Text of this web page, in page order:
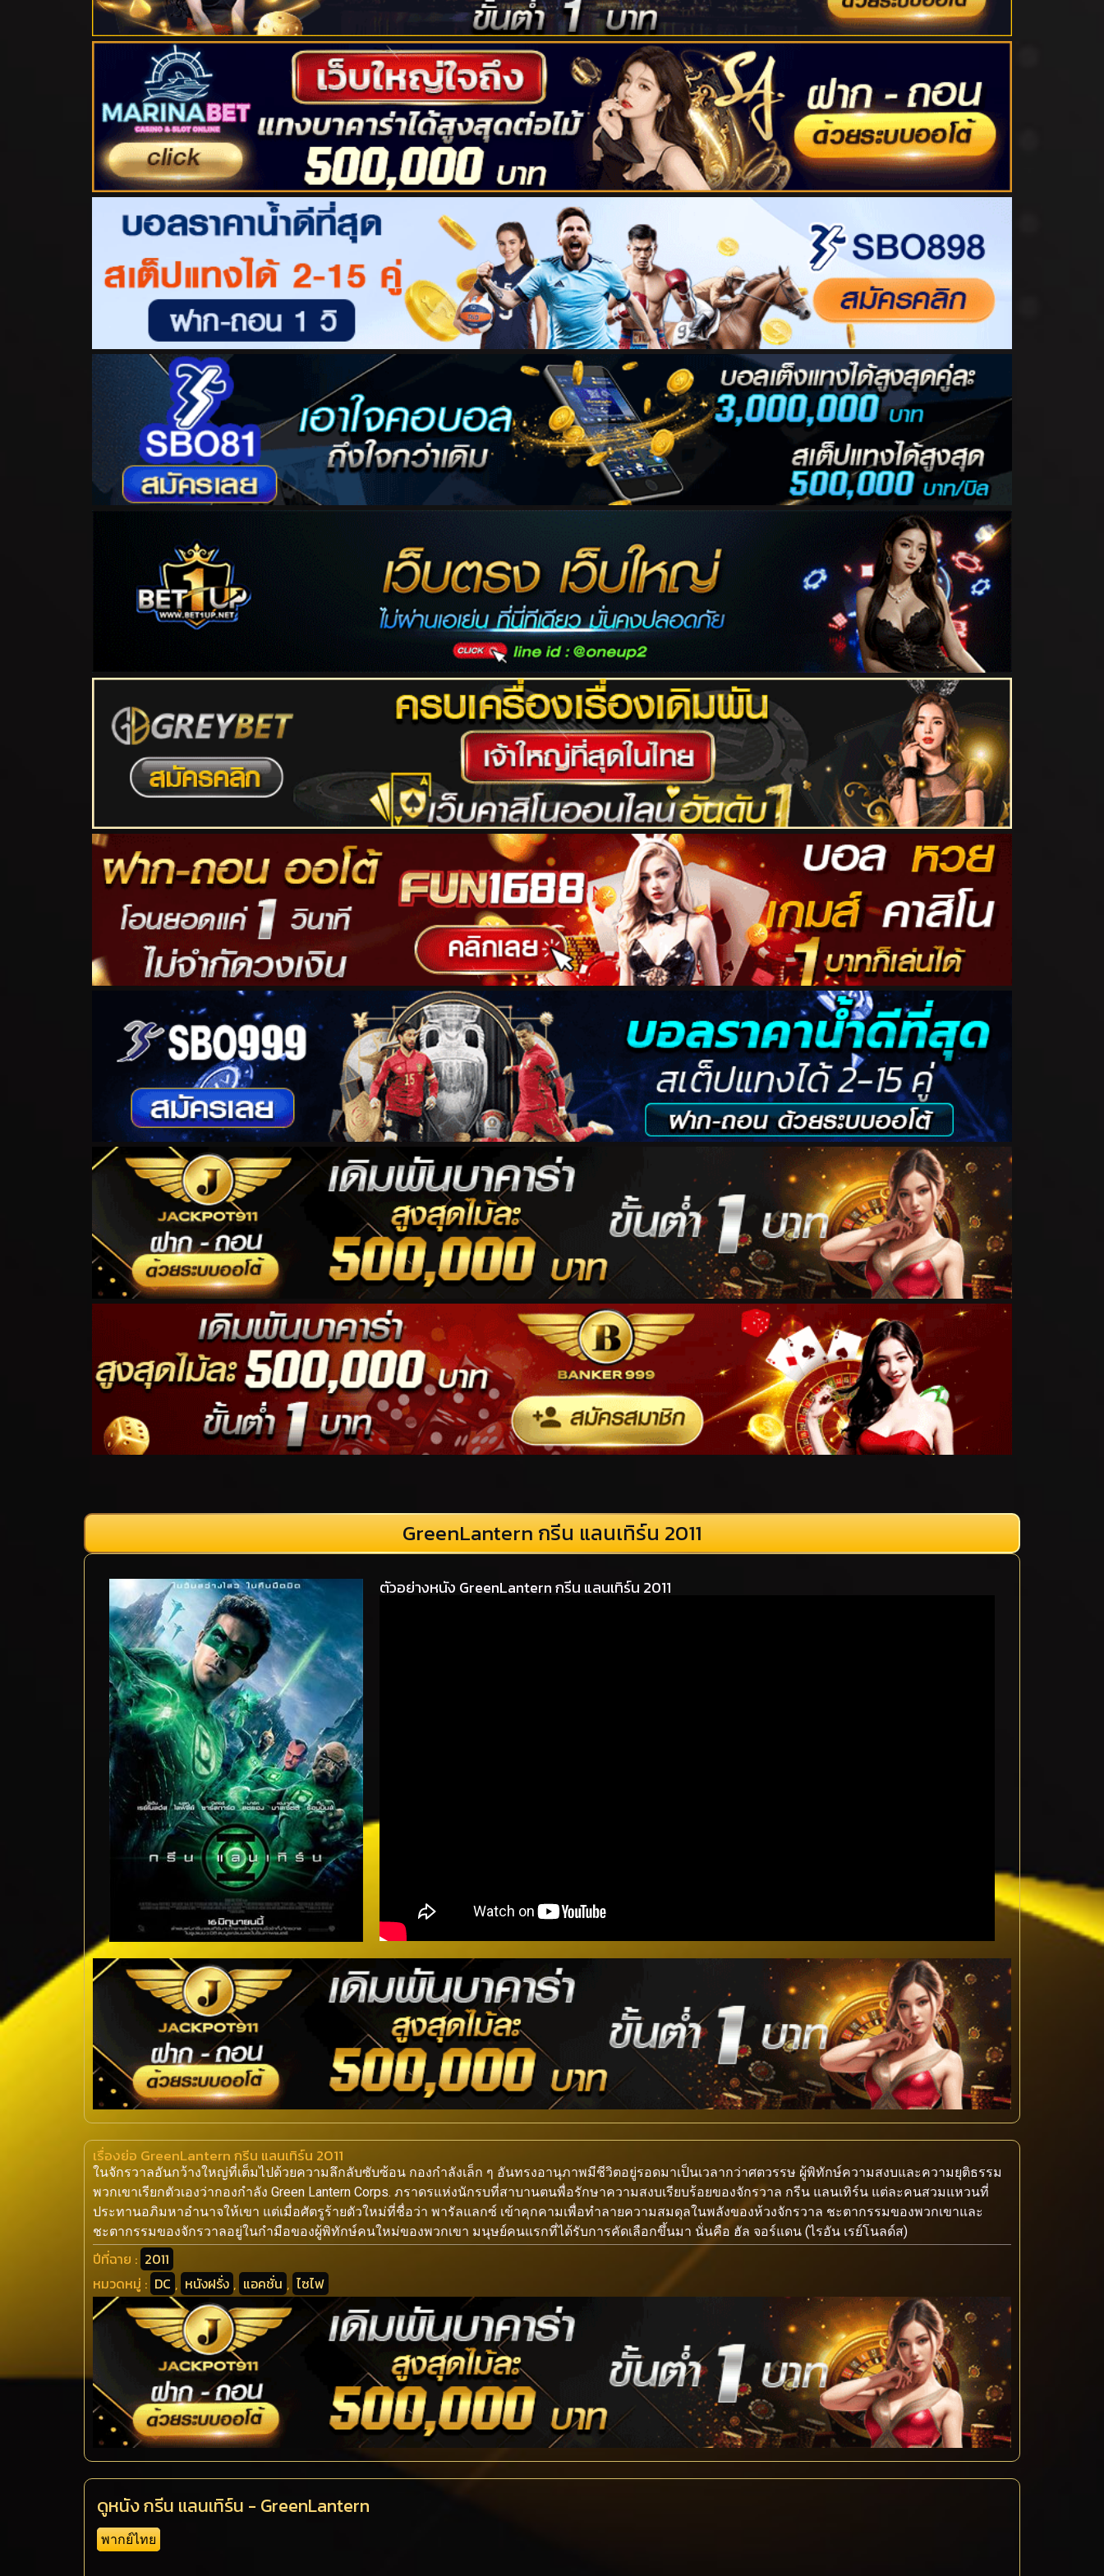
GreenLantern กรีน แลนเทิร์น 2011
ตัวอย่างหนัง GreenLantern กรีน แลนเทิร์น 2011
เรื่องย่อ GreenLantern กรีน แลนเทิร์น 2011
ในจักรวาลอันกว้างใหญ่ที่เต็มไปด้วยความลึกลับซับซ้อน กองกำลังเล็ก ๆ อันทรงอานุภาพมีชีวิตอยู่รอดมาเป็นเวลากว่าศตวรรษ ผู้พิทักษ์ความสงบและความยุติธรรม
พวกเขาเรียกตัวเองว่ากองกำลัง Green Lantern Corps. ภราดรแห่งนักรบที่สาบานตนพื่อรักษาความสงบเรียบร้อยของจักรวาล กรีน แลนเทิร์น แต่ละคนสวมแหวนที่
ประทานอภิมหาอำนาจให้เขา แต่เมื่อศัตรูร้ายตัวใหม่ที่ชื่อว่า พารัลแลกซ์ เข้าคุกคามเพื่อทำลายความสมดุลในพลังของห้วงจักรวาล ชะตากรรมของพวกเขาและ
ชะตากรรมของจักรวาลอยู่ในกำมือของผู้พิทักษ์คนใหม่ของพวกเขา มนุษย์คนแรกที่ได้รับการคัดเลือกขึ้นมา นั่นคือ ฮัล จอร์แดน (ไรอัน เรย์โนลด์ส)
ปีที่ฉาย : 2011
หมวดหมู่ : DC , หนังฝรั่ง , แอคชั่น , ไซไฟ
ดูหนัง กรีน แลนเทิร์น - GreenLantern
พากย์ไทย